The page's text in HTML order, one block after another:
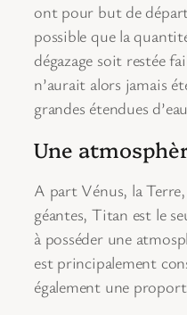
ont pour but de
possible que la
dégazage soit restée
n’aurait alors jamais
grandes étendues
Une
A part Vénus, la
géantes, Titan est le
à posséder une
est principalement
également une